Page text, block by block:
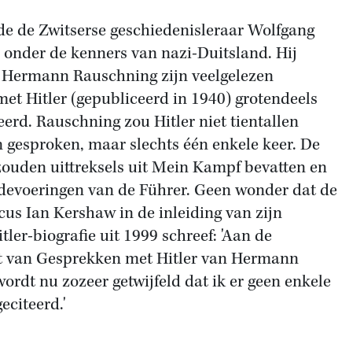
de Zwitserse geschiedenisleraar Wolfgang
de kenners van nazi-Duitsland. Hij
Rauschning zijn veelgelezen
Hitler (gepubliceerd in 1940) grotendeels
Rauschning zou Hitler niet tientallen
maar slechts één enkele keer. De
uittreksels uit Mein Kampf bevatten en
van de Führer. Geen wonder dat de
Ian Kershaw in de inleiding van zijn
biografie uit 1999 schreef: 'Aan de
Gesprekken met Hitler van Hermann
nu zozeer getwijfeld dat ik er geen enkele